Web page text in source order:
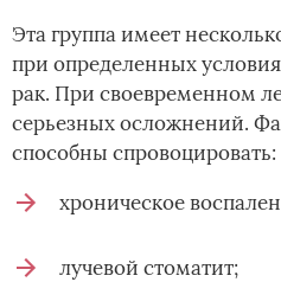
Эта группа имеет
при определенных
рак. При своевременном
серьезных осложнений.
способны спровоцировать:
хроническое
лучевой стоматит;